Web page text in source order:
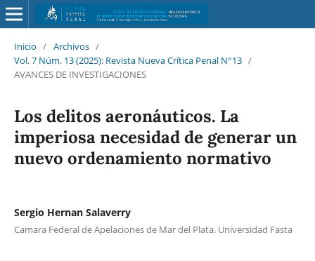
Inicio / Archivos /
Vol. 7 Núm. 13 (2025): Revista Nueva Crí­tica Penal N°13 /
AVANCES DE INVESTIGACIONES
Los delitos aeronáuticos. La
imperiosa necesidad de generar un
nuevo ordenamiento normativo
Sergio Hernan Salaverry
Camara Federal de Apelaciones de Mar del Plata. Universidad Fasta